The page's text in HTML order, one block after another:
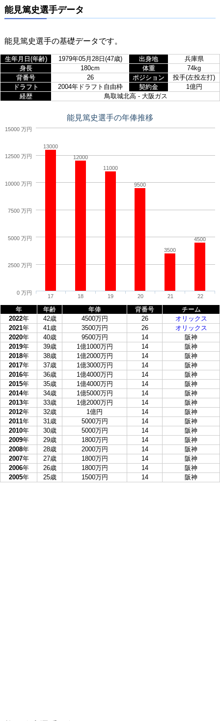
能見篤史選手データ
能見篤史選手の基礎データです。
生年月日(年齢) 1979年05月28日(47歳) 出身地
兵庫県
身長
180cm 体重
74kg
背番号
26 ポジション
投手(左投左打)
ドラフト
2004年ドラフト自由枠 契約金
1億円
経歴
鳥取城北高 - 大阪ガス
能見篤史選手の年俸推移
13000
12000
11000
9500
3500
4500
17 18 19 20 21 22
0 万円
2500 万円
5000 万円
7500 万円
10000 万円
12500 万円
15000 万円
年 年齢 年俸 背番号
チーム
2022年 42歳 4500万円 26
オリックス
2021年 41歳 3500万円 26
オリックス
2020年 40歳 9500万円 14
阪神
2019年 39歳 1億1000万円 14
阪神
2018年 38歳 1億2000万円 14
阪神
2017年 37歳 1億3000万円 14
阪神
2016年 36歳 1億4000万円 14
阪神
2015年 35歳 1億4000万円 14
阪神
2014年 34歳 1億5000万円 14
阪神
2013年 33歳 1億2000万円 14
阪神
2012年 32歳 1億円 14
阪神
2011年 31歳 5000万円 14
阪神
2010年 30歳 5000万円 14
阪神
2009年 29歳 1800万円 14
阪神
2008年 28歳 2000万円 14
阪神
2007年 27歳 1800万円 14
阪神
2006年 26歳 1800万円 14
阪神
2005年 25歳 1500万円 14 阪神